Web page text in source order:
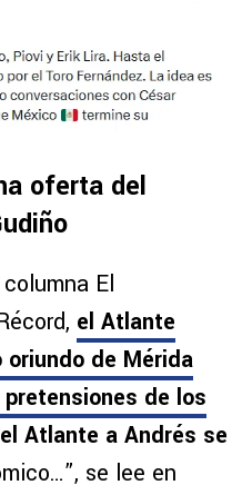
oferta del
El
el Atlante
de Mérida
de los
Atlante a Andrés se
se lee en